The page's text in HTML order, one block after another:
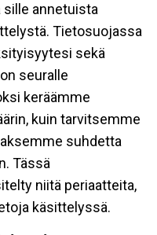
annetuista
Tietosuojassa
sekä
seuralle
keräämme
kuin tarvitsemme
suhdetta
Tässä
niitä periaatteita,
käsittelyssä.